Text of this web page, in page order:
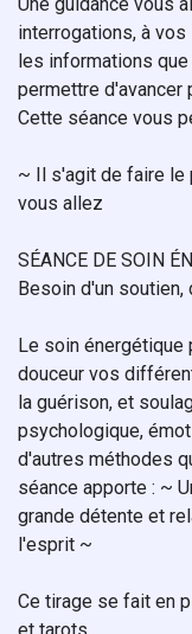
interrogations, à
les informations
permettre d'avancer
Cette séance vous
~ Il s'agit de faire le
vous allez
SÉANCE DE SOIN
Besoin d'un
Le soin énergétique
douceur vos
la guérison, et
psychologique,
d'autres méthodes
séance apporte : ~
grande détente et
l'esprit ~
Ce tirage se fait en
et tarots.